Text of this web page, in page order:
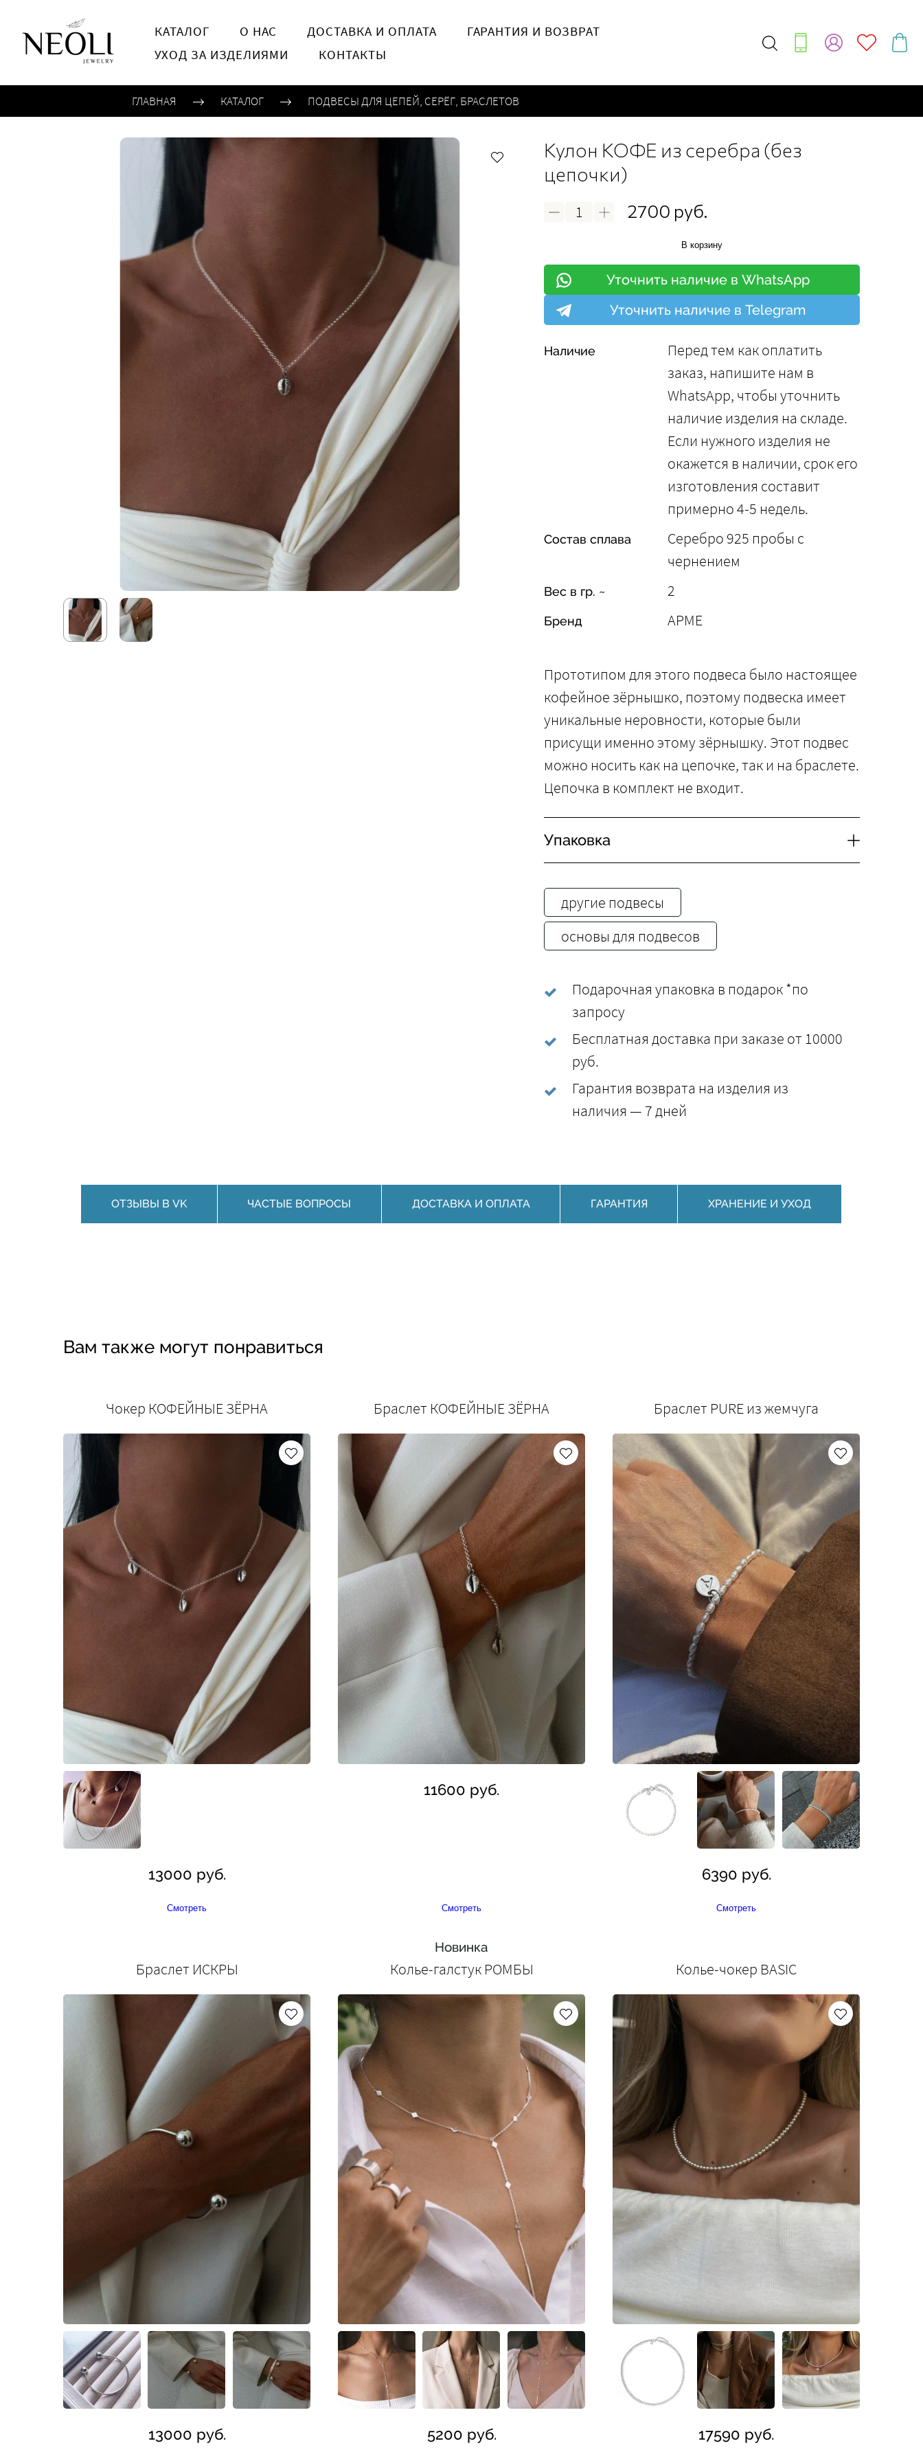
КАТАЛОГ О НАС ДОСТАВКА И ОПЛАТА
ГАРАНТИЯ И ВОЗВРАТ
УХОД ЗА ИЗДЕЛИЯМИ
КОНТАКТЫ
ГЛАВНАЯ КАТАЛОГ ПОДВЕСЫ ДЛЯ ЦЕПЕЙ, СЕРЁГ, БРАСЛЕТОВ
Кулон КОФЕ из серебра (без
цепочки)
2700 руб.
В корзину
Уточнить наличие в WhatsApp
Уточнить наличие в Telegram
Наличие
Перед тем как оплатить
заказ, напишите нам в
WhatsApp, чтобы уточнить
наличие изделия на складе.
Если нужного изделия не
окажется в наличии, срок его
изготовления составит
примерно 4-5 недель.
Состав сплава
Серебро 925 пробы с
чернением
Вес в гр. ~ 2
Бренд АРМЕ
Прототипом для этого подвеса было настоящее
кофейное зёрнышко, поэтому подвеска имеет
уникальные неровности, которые были
присущи именно этому зёрнышку. Этот подвес
можно носить как на цепочке, так и на браслете.
Цепочка в комплект не входит.
Упаковка
другие подвесы
основы для подвесов
Подарочная упаковка в подарок *по
запросу
Бесплатная доставка при заказе от 10000
руб.
Гарантия возврата на изделия из
наличия — 7 дней
ОТЗЫВЫ В VK ЧАСТЫЕ ВОПРОСЫ ДОСТАВКА И ОПЛАТА ГАРАНТИЯ ХРАНЕНИЕ И УХОД
Вам также могут понравиться
Чокер КОФЕЙНЫЕ ЗЁРНА
13000 руб.
Смотреть
Браслет КОФЕЙНЫЕ ЗЁРНА
11600 руб.
Смотреть
Браслет PURE из жемчуга
6390 руб.
Смотреть
Браслет ИСКРЫ
13000 руб.
Новинка
Колье-галстук РОМБЫ
5200 руб.
Колье-чокер BASIC
17590 руб.